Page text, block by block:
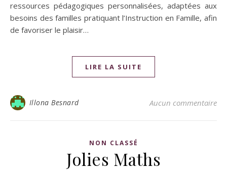
ressources pédagogiques personnalisées, adaptées aux
besoins des familles pratiquant l’Instruction en Famille, afin
de favoriser le plaisir…
LIRE LA SUITE
Illona Besnard Aucun commentaire
NON CLASSÉ
Jolies Maths